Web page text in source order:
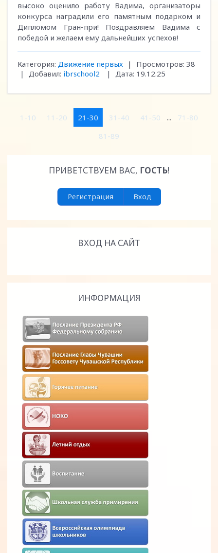
высоко оценило работу Вадима, организаторы
конкурса наградили его памятным подарком и
Дипломом Гран-при! Поздравляем Вадима с
победой и желаем ему дальнейших успехов!
Категория: Движение первых | Просмотров: 38
|
Добавил: ibrschool2 | Дата: 19.12.25
1-10 11-20 21-30 31-40 41-50 ...
71-80
81-89
ПРИВЕТСТВУЕМ ВАС, ГОСТЬ!
Регистрация Вход
ВХОД НА САЙТ
ИНФОРМАЦИЯ